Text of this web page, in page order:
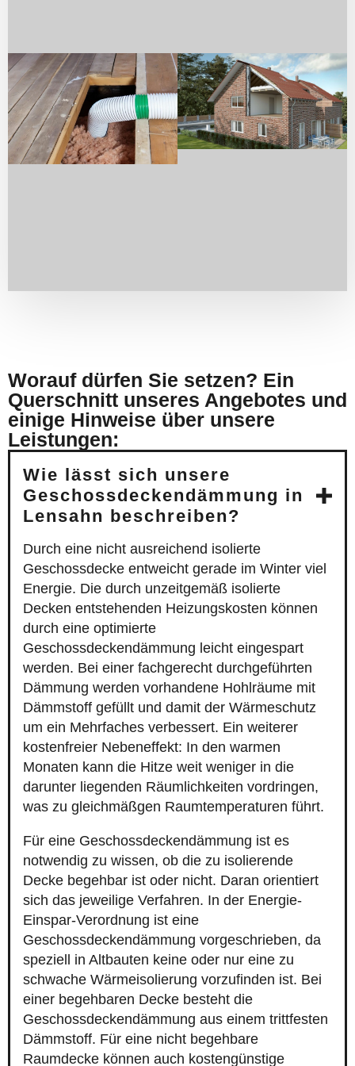
Worauf dürfen Sie setzen? Ein
Querschnitt unseres Angebotes und
einige Hinweise über unsere
Leistungen:
Wie lässt sich unsere
Geschossdeckendämmung in
Lensahn beschreiben?
Durch eine nicht ausreichend isolierte
Geschossdecke entweicht gerade im Winter viel
Energie. Die durch unzeitgemäß isolierte
Decken entstehenden Heizungskosten können
durch eine optimierte
Geschossdeckendämmung leicht eingespart
werden. Bei einer fachgerecht durchgeführten
Dämmung werden vorhandene Hohlräume mit
Dämmstoff gefüllt und damit der Wärmeschutz
um ein Mehrfaches verbessert. Ein weiterer
kostenfreier Nebeneffekt: In den warmen
Monaten kann die Hitze weit weniger in die
darunter liegenden Räumlichkeiten vordringen,
was zu gleichmäßgen Raumtemperaturen führt.
Für eine Geschossdeckendämmung ist es
notwendig zu wissen, ob die zu isolierende
Decke begehbar ist oder nicht. Daran orientiert
sich das jeweilige Verfahren. In der Energie-
Einspar-Verordnung ist eine
Geschossdeckendämmung vorgeschrieben, da
speziell in Altbauten keine oder nur eine zu
schwache Wärmeisolierung vorzufinden ist. Bei
einer begehbaren Decke besteht die
Geschossdeckendämmung aus einem trittfesten
Dämmstoff. Für eine nicht begehbare
Raumdecke können auch kostengünstige